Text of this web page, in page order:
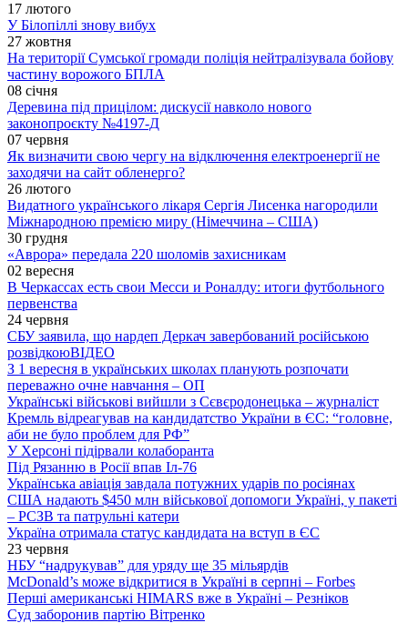
17 лютого
У Білопіллі знову вибух
27 жовтня
На території Сумської громади поліція нейтралізувала бойову
частину ворожого БПЛА
08 січня
Деревина під прицілом: дискусії навколо нового
законопроєкту №4197-Д
07 червня
Як визначити свою чергу на відключення електроенергії не
заходячи на сайт обленерго?
26 лютого
Видатного українського лікаря Сергія Лисенка нагородили
Міжнародною премією миру (Німеччина – США)
30 грудня
«Аврора» передала 220 шоломів захисникам
02 вересня
В Черкассах есть свои Месси и Роналду: итоги футбольного
первенства
24 червня
СБУ заявила, що нардеп Деркач завербований російською
розвідкоюВІДЕО
З 1 вересня в українських школах планують розпочати
переважно очне навчання – ОП
Українські військові вийшли з Сєвєродонецька – журналіст
Кремль відреагував на кандидатство України в ЄС: “головне,
аби не було проблем для РФ”
У Херсоні підірвали колаборанта
Під Рязанню в Росії впав Іл-76
Українська авіація завдала потужних ударів по росіянах
США надають $450 млн військової допомоги Україні, у пакеті
– РСЗВ та патрульні катери
Україна отримала статус кандидата на вступ в ЄС
23 червня
НБУ “надрукував” для уряду ще 35 мільярдів
McDonald’s може відкритися в Україні в серпні – Forbes
Перші американські HIMARS вже в Україні – Резніков
Суд заборонив партію Вітренко